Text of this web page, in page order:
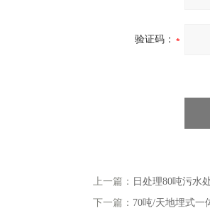
验证码：
上一篇： 日处理80吨污水
下一篇： 70吨/天地埋式一